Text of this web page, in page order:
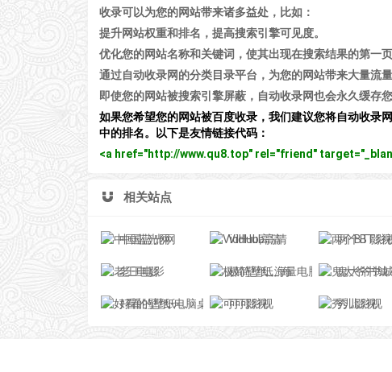
收录可以为您的网站带来诸多益处，比如：
提升网站权重和排名，提高搜索引擎可见度。
优化您的网站名称和关键词，使其出现在搜索结果的第一页
通过自动收录网的分类目录平台，为您的网站带来大量流量
即使您的网站被搜索引擎屏蔽，自动收录网也会永久缓存
如果您希望您的网站被百度收录，我们建议您将自动收录
中的排名。以下是友情链接代码：
<a href="http://www.qu8.top" rel="friend"
相关站点
中国蓝光网 VidHub高清 两个BT影
老王电影 极简壁纸_海量电脑桌面壁纸美图_4K超高清_最潮壁纸网站 鬼大爷书城 - 为您免费提供在线
好看的壁纸-电脑桌面壁纸图片_高清手机壁纸-qq壁纸网 可可影视 秀儿影视